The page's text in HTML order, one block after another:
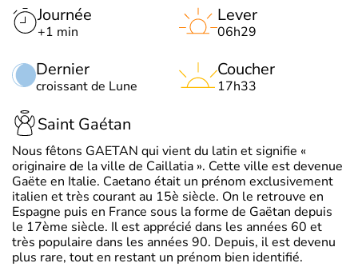
Journée
+1 min
Dernier
croissant de Lune
Lever
06h29
Coucher
17h33
Saint Gaétan
Nous fêtons GAETAN qui vient du latin et signifie «
originaire de la ville de Caillatia ». Cette ville est devenue
Gaëte en Italie. Caetano était un prénom exclusivement
italien et très courant au 15è siècle. On le retrouve en
Espagne puis en France sous la forme de Gaëtan depuis
le 17ème siècle. Il est apprécié dans les années 60 et
très populaire dans les années 90. Depuis, il est devenu
plus rare, tout en restant un prénom bien identifié.